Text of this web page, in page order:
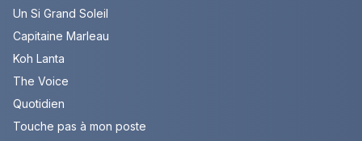
Un Si Grand Soleil
Capitaine Marleau
Koh Lanta
The Voice
Quotidien
Touche pas à mon poste